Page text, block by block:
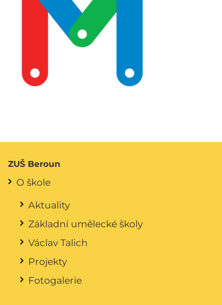
ZUŠ Beroun
O škole
Aktuality
Základní umělecké školy
Václav Talich
Projekty
Fotogalerie